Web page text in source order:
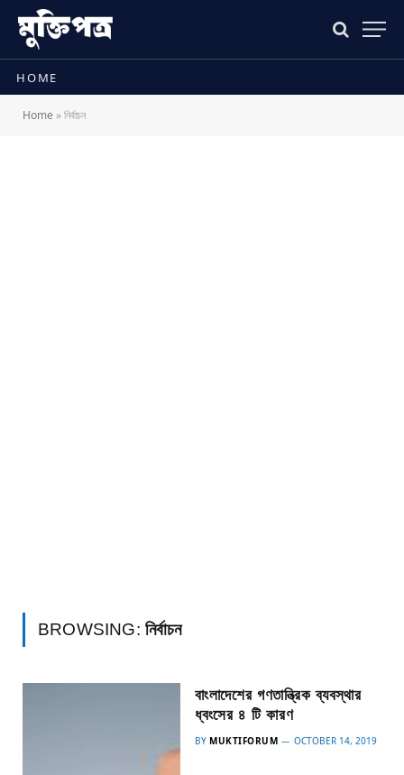
HOME
Home »নির্বাচন
BROWSING: নির্বাচন
বাংলাদেশের গণতান্ত্রিক ব্যবস্থার
ধ্বংসের ৪ টি কারণ
BY MUKTIFORUM OCTOBER 14, 2019